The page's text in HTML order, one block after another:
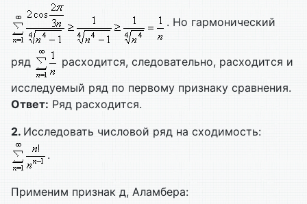
. Но гармонический
ряд
расходится, следовательно, расходится и
исследуемый ряд по первому признаку сравнения.
Ответ: Ряд расходится.
2. Исследовать числовой ряд на сходимость:
.
Применим признак д, Аламбера: